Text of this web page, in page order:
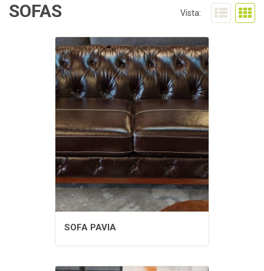
SOFAS Vista:
SOFA PAVIA